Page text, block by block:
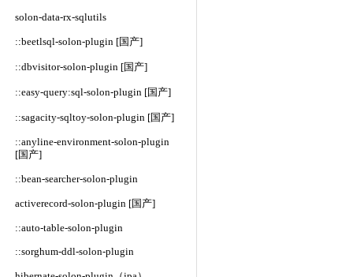
solon-data-rx-sqlutils
::beetlsql-solon-plugin [国产]
::dbvisitor-solon-plugin [国产]
::easy-query:sql-solon-plugin [国产]
::sagacity-sqltoy-solon-plugin [国产]
::anyline-environment-solon-plugin
[国产]
::bean-searcher-solon-plugin
activerecord-solon-plugin [国产]
::auto-table-solon-plugin
::sorghum-ddl-solon-plugin